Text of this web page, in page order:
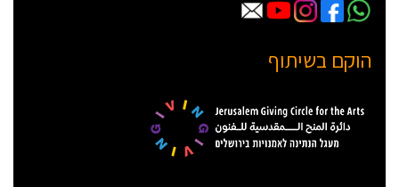
הוקם בשיתוף